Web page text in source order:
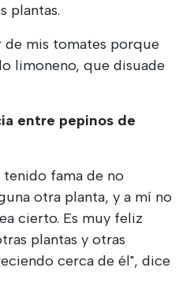
plantas.
de mis tomates porque
limoneno, que disuade
entre pepinos de
tenido fama de no
otra planta, y a mí no
cierto. Es muy feliz
plantas y otras
cerca de él", dice